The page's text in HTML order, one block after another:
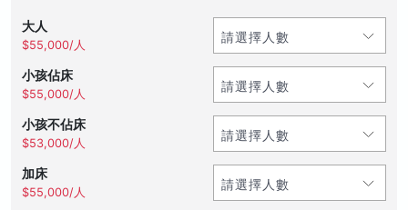
大人
$55,000/人
小孩佔床
$55,000/人
小孩不佔床
$53,000/人
加床
$55,000/人